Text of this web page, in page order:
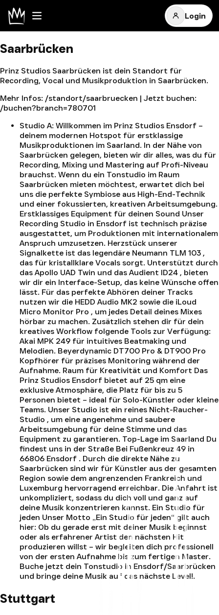
Login
Saarbrücken
Prinz Studios Saarbrücken ist dein Standort für
Recording, Vocal und Musikproduktion in Saarbrücken.
Mehr Infos: /standort/saarbruecken | Jetzt buchen:
/buchen?branch=780701
Studio A: Willkommen im Prinz Studios Ensdorf –
deinem modernen Hotspot für erstklassige
Musikproduktionen im Saarland. In der Nähe von
Saarbrücken gelegen, bieten wir dir alles, was du für
Recording, Mixing und Mastering auf Profi-Niveau
brauchst. Wenn du ein Tonstudio im Raum
Saarbrücken mieten möchtest, erwartet dich bei
uns die perfekte Symbiose aus High-End-Technik
und einer fokussierten, kreativen Arbeitsumgebung.
Erstklassiges Equipment für deinen Sound Unser
Recording Studio in Ensdorf ist technisch präzise
ausgestattet, um Produktionen mit internationalem
Anspruch umzusetzen. Herzstück unserer
Signalkette ist das legendäre Neumann TLM 103 ,
das für kristallklare Vocals sorgt. Unterstützt durch
das Apollo UAD Twin und das Audient ID24 , bieten
wir dir ein Interface-Setup, das keine Wünsche offen
lässt. Für das perfekte Abhören deiner Tracks
nutzen wir die HEDD Audio MK2 sowie die iLoud
Micro Monitor Pro , um jedes Detail deines Mixes
hörbar zu machen. Zusätzlich stehen dir für dein
kreatives Workflow folgende Tools zur Verfügung:
Akai MPK 249 für intuitives Beatmaking und
Melodien. Beyerdynamic DT700 Pro & DT900 Pro
Kopfhörer für präzises Monitoring während der
Aufnahme. Raum für Kreativität und Komfort Das
Prinz Studios Ensdorf bietet auf 25 qm eine
exklusive Atmosphäre, die Platz für bis zu 5
Personen bietet – ideal für Solo-Künstler oder kleine
Teams. Unser Studio ist ein reines Nicht-Raucher-
Studio , um eine angenehme und saubere
Arbeitsumgebung für deine Stimme und das
Equipment zu garantieren. Top-Lage im Saarland Du
findest uns in der Straße Bei Fußenkreuz 49 in
66806 Ensdorf . Durch die direkte Nähe zu
Saarbrücken sind wir für Künstler aus der gesamten
Region sowie dem angrenzenden Frankreich und
Luxemburg hervorragend erreichbar. Die Anfahrt ist
unkompliziert, sodass du dich voll und ganz auf
deine Musik konzentrieren kannst. Ein Studio für
jeden Unser Motto „Ein Studio für jeden“ gilt auch
hier: Ob du gerade erst mit deiner Musik beginnst
oder als erfahrener Artist den nächsten Hit
produzieren willst – wir begleiten dich professionell
von der ersten Aufnahme bis zum fertigen Master.
Buche jetzt dein Tonstudio in Ensdorf/Saarbrücken
und bringe deine Musik auf das nächste Level!.
Stuttgart